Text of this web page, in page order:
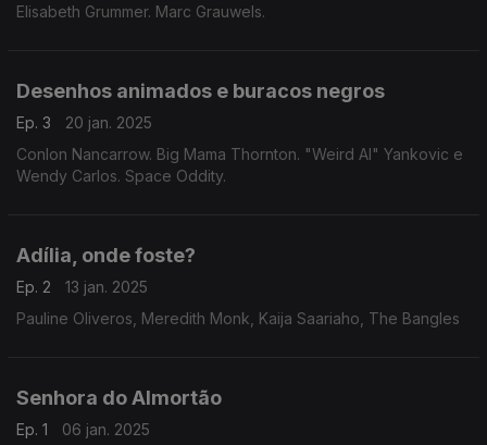
Elisabeth Grummer. Marc Grauwels.
Desenhos animados e buracos negros
Ep. 3
20 jan. 2025
Conlon Nancarrow. Big Mama Thornton. "Weird Al" Yankovic e
Wendy Carlos. Space Oddity.
Adília, onde foste?
Ep. 2
13 jan. 2025
Pauline Oliveros, Meredith Monk, Kaija Saariaho, The Bangles
Senhora do Almortão
Ep. 1
06 jan. 2025